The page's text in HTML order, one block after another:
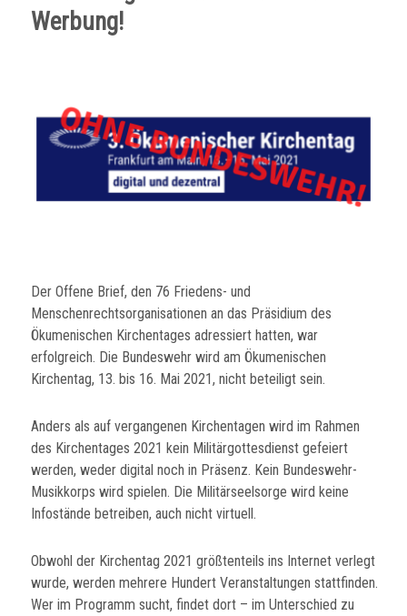
Werbung!
Der Offene Brief, den 76 Friedens- und
Menschenrechtsorganisationen an das Präsidium des
Ökumenischen Kirchentages adressiert hatten, war
erfolgreich. Die Bundeswehr wird am Ökumenischen
Kirchentag, 13. bis 16. Mai 2021, nicht beteiligt sein.
Anders als auf vergangenen Kirchentagen wird im Rahmen
des Kirchentages 2021 kein Militärgottesdienst gefeiert
werden, weder digital noch in Präsenz. Kein Bundeswehr-
Musikkorps wird spielen. Die Militärseelsorge wird keine
Infostände betreiben, auch nicht virtuell.
Obwohl der Kirchentag 2021 größtenteils ins Internet verlegt
wurde, werden mehrere Hundert Veranstaltungen stattfinden.
Wer im Programm sucht, findet dort – im Unterschied zu